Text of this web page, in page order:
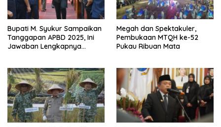
Bupati M. Syukur Sampaikan
Tanggapan APBD 2025, Ini
Jawaban Lengkapnya…
Megah dan Spektakuler,
Pembukaan MTQH ke-52
Pukau Ribuan Mata